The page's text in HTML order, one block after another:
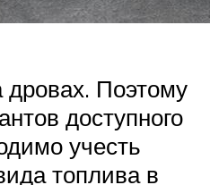
дровах. Поэтому
доступного
учесть
топлива в